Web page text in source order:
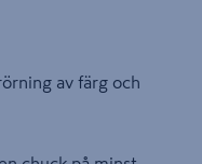
av färg och